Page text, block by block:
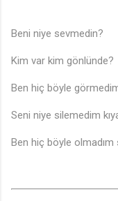
Beni niye sevmedin?
Kim var kim gönlünde?
Ben hiç böyle
Seni niye silemedim
Ben hiç böyle olmadım